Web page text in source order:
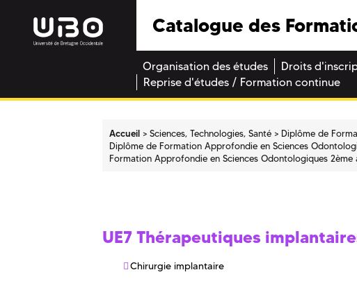
Catalogue des
Organisation des études Droits
Reprise d'études / Formation continue
Accueil Sciences, Technologies, Santé
Diplôme de
Diplôme de Formation Approfondie en Sciences
Formation Approfondie en Sciences Odontologiques 2ème
UE7 Thérapeutiques
Chirurgie implantaire